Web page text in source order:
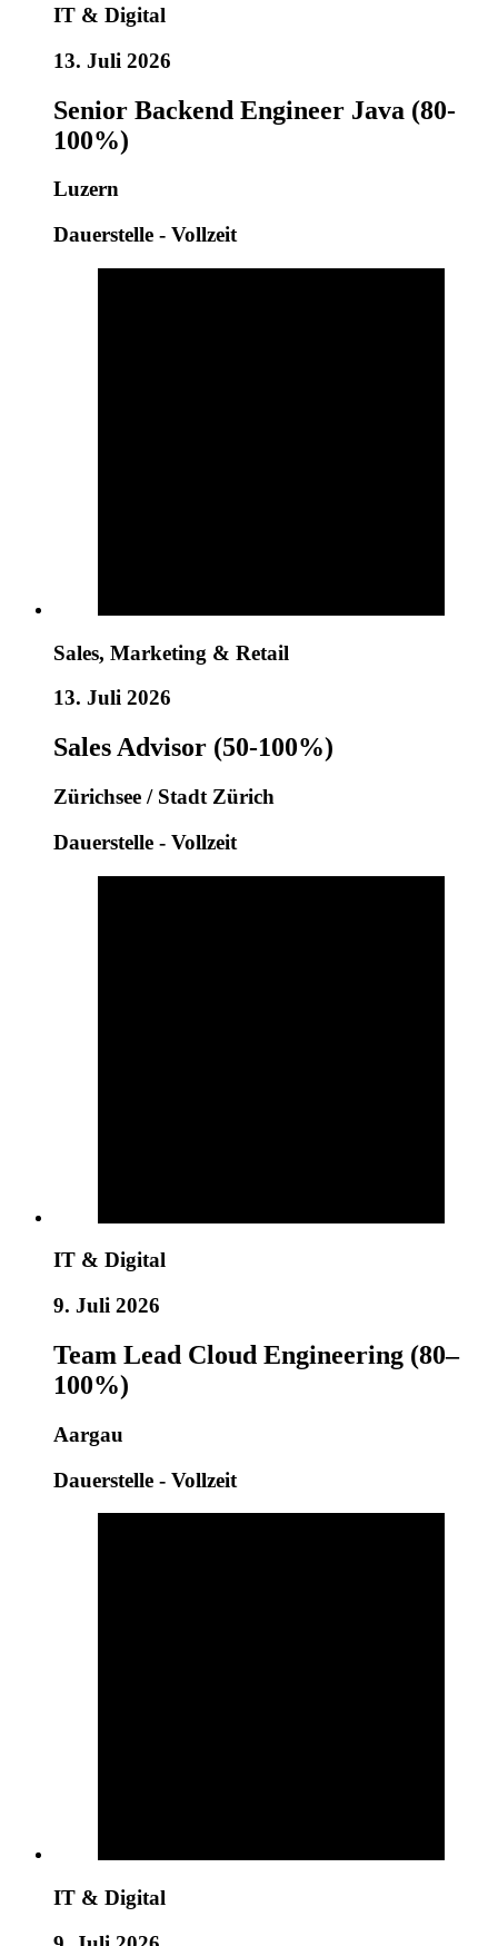
IT & Digital
13. Juli 2026
Senior Backend Engineer Java (80-
100%)
Luzern
Dauerstelle - Vollzeit
Sales, Marketing & Retail
13. Juli 2026
Sales Advisor (50-100%)
Zürichsee / Stadt Zürich
Dauerstelle - Vollzeit
IT & Digital
9. Juli 2026
Team Lead Cloud Engineering (80–
100%)
Aargau
Dauerstelle - Vollzeit
IT & Digital